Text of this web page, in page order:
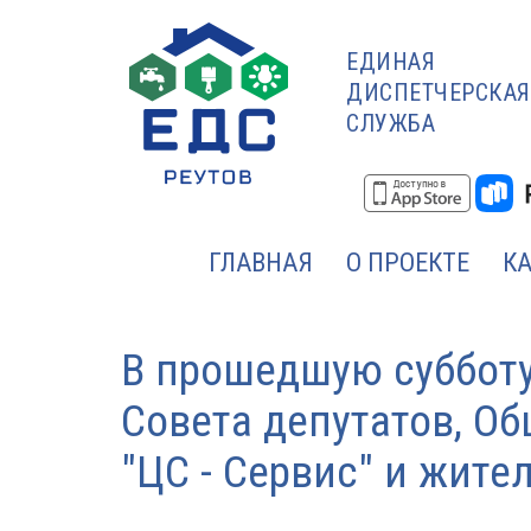
ЕДИНАЯ
ДИСПЕТЧЕРСКАЯ
СЛУЖБА
ГЛАВНАЯ О ПРОЕКТЕ
В прошедшую
Совета депутатов,
"ЦС - Сервис" и